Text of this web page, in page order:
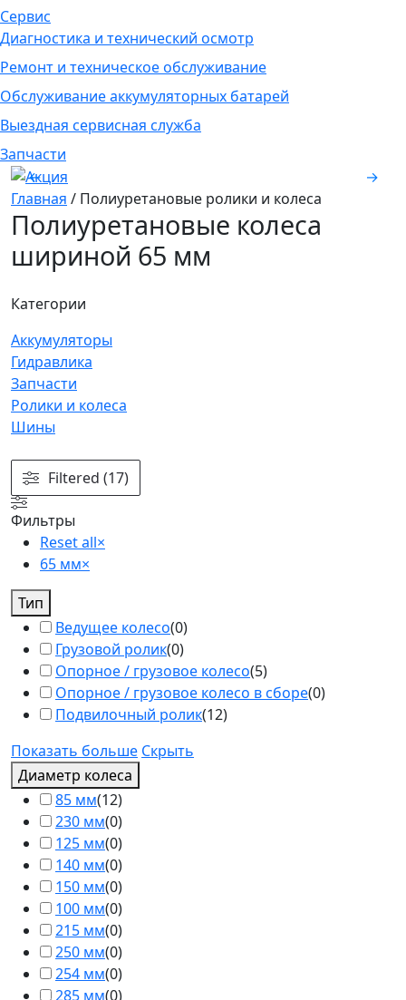
Сервис
Диагностика и технический осмотр
Ремонт и техническое обслуживание
Обслуживание аккумуляторных батарей
Выездная сервисная служба
Запчасти
←
→
Главная / Полиуретановые ролики и колеса
Полиуретановые колеса
шириной 65 мм
Категории
Аккумуляторы
Гидравлика
Запчасти
Ролики и колеса
Шины
Filtered (17)
Фильтры
Reset all×
65 мм×
Тип
Ведущее колесо(0)
Грузовой ролик(0)
Опорное / грузовое колесо(5)
Опорное / грузовое колесо в сборе(0)
Подвилочный ролик(12)
Показать больше Скрыть
Диаметр колеса
85 мм(12)
230 мм(0)
125 мм(0)
140 мм(0)
150 мм(0)
100 мм(0)
215 мм(0)
250 мм(0)
254 мм(0)
285 мм(0)